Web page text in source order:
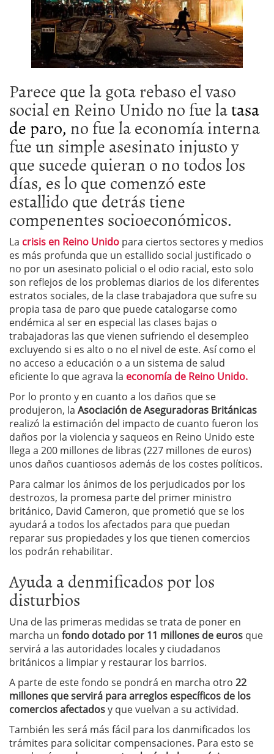
Parece que la gota rebaso el vaso
social en Reino Unido no fue latasa
de paro, no fue la economía interna
fue un simple asesinato injusto y
que sucede quieran o no todos los
días, es lo que comenzó este
estallido que detrás tiene
compenentes socioeconómicos.
La crisis en Reino Unido para ciertos sectores y medios
es más profunda que un estallido social justificado o
no por un asesinato policial o el odio racial, esto solo
son reflejos de los problemas diarios de los diferentes
estratos sociales, de la clase trabajadora que sufre su
propia tasa de paro que puede catalogarse como
endémica al ser en especial las clases bajas o
trabajadoras las que vienen sufriendo el desempleo
excluyendo si es alto o no el nivel de este. Así como el
no acceso a educación o a un sistema de salud
eficiente lo que agrava la economía de Reino Unido.
Por lo pronto y en cuanto a los daños que se
produjeron, la Asociación de Aseguradoras Británicas
realizó la estimación del impacto de cuanto fueron los
daños por la violencia y saqueos en Reino Unido este
llega a 200 millones de libras (227 millones de euros)
unos daños cuantiosos además de los costes políticos.
Para calmar los ánimos de los perjudicados por los
destrozos, la promesa parte del primer ministro
británico, David Cameron, que prometió que se los
ayudará a todos los afectados para que puedan
reparar sus propiedades y los que tienen comercios
los podrán rehabilitar.
Ayuda a denmificados por los
disturbios
Una de las primeras medidas se trata de poner en
marcha un fondo dotado por 11 millones de euros que
servirá a las autoridades locales y ciudadanos
británicos a limpiar y restaurar los barrios.
A parte de este fondo se pondrá en marcha otro 22
millones que servirá para arreglos específicos de los
comercios afectadosy que vuelvan a su actividad.
También les será más fácil para los danmificados los
trámites para solicitar compensaciones. Para esto se